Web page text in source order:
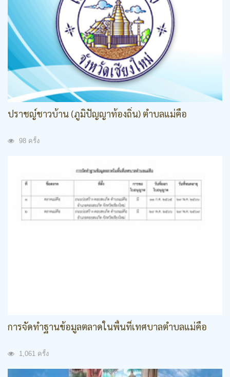
ปราชญ์ชาวบ้าน (ภูมิปัญญาท้องถิ่น) ตำบลแม่คือ
98 ครั้ง
การจัดทำฐานข้อมูลตลาดในพื้นที่เทศบาลตำบลแม่คือ
1,061 ครั้ง